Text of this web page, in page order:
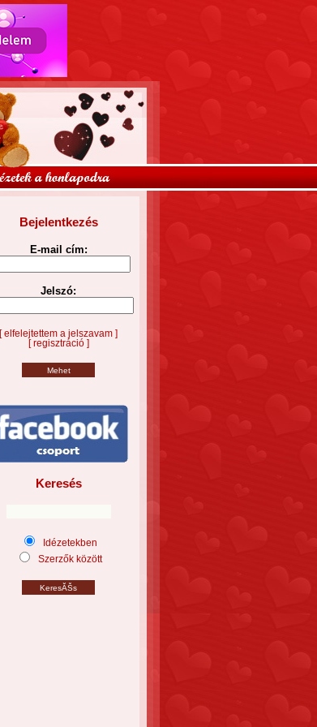
Bejelentkezés
E-mail cím:
Jelszó:
[ elfelejtettem a jelszavam ]
[ regisztráció ]
Keresés
Idézetekben
Szerzők között